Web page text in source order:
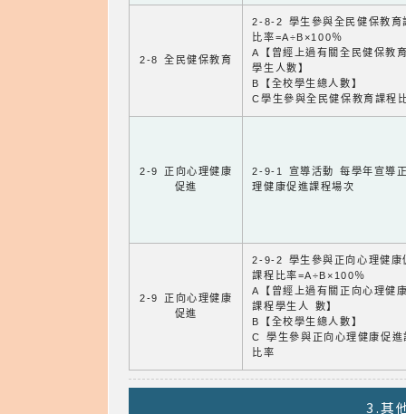
2-8 全民健保教育
2-8-2 學生參與全民健保教育
比率=A÷B×100％
A【曾經上過有關全民健保教
學生人數】
B【全校學生總人數】
C學生參與全民健保教育課程
2-9 正向心理健康
促進
2-9-1 宣導活動 每學年宣導
理健康促進課程場次
2-9 正向心理健康
促進
2-9-2 學生參與正向心理健康
課程比率=A÷B×100％
A【曾經上過有關正向心理健
課程學生人 數】
B【全校學生總人數】
C 學生參與正向心理健康促進
比率
3.其